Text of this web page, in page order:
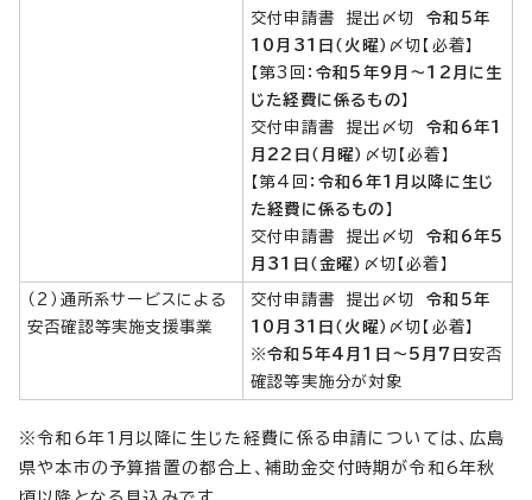
交付申請書 提出〆切令和5年
10月31日（火曜） 〆切【必着】
【第3回： 令和5年9月～12月に生
じた経費に係るもの】
交付申請書 提出〆切令和6年1
月22日（月曜） 〆切【必着】
【第4回： 令和6年1月以降に生じ
た経費に係るもの】
交付申請書 提出〆切令和6年5
月31日（金曜） 〆切【必着】
（2）通所系サービスによる
安否確認等実施支援事業
交付申請書 提出〆切令和5年
10月31日（火曜） 〆切【必着】
※令和5年4月1日～5月7日安否
確認等実施分が対象
※令和6年1月以降に生じた経費に係る申請については、広島
県や本市の予算措置の都合上、補助金交付時期が令和6年秋